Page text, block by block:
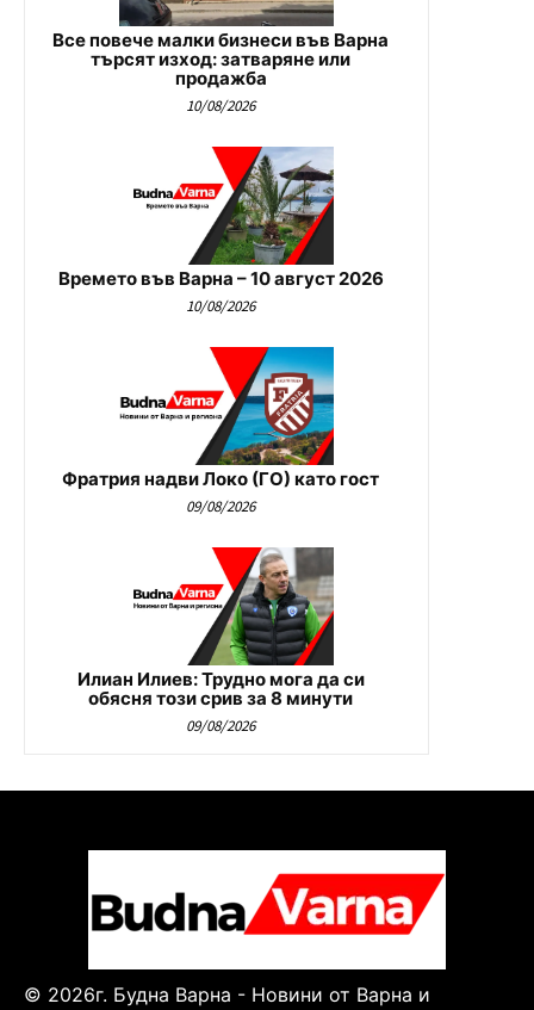
Все повече малки бизнеси във Варна
търсят изход: затваряне или
продажба
10/08/2026
Времето във Варна – 10 август 2026
10/08/2026
Фратрия надви Локо (ГО) като гост
09/08/2026
Илиан Илиев: Трудно мога да си
обясня този срив за 8 минути
09/08/2026
© 2026г. Будна Варна - Новини от Варна и